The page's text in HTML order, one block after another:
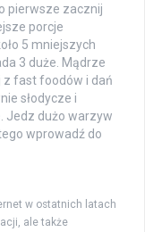
pierwsze zacznij
porcje
5 mniejszych
3 duże. Mądrze
z fast foodów i dań
słodycze i
Jedz dużo warzyw
wprowadź do
w ostatnich latach
ale także